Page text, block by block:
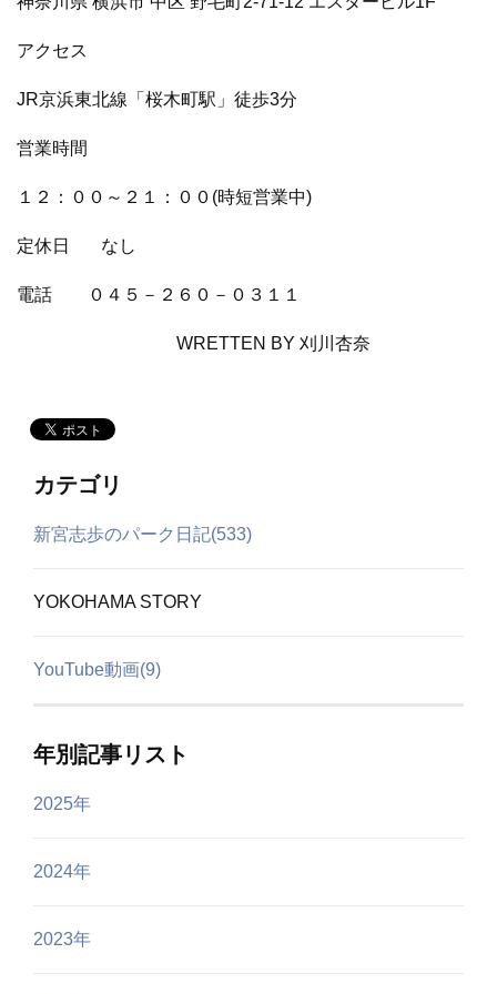
アクセス
JR京浜東北線「桜木町駅」徒歩3分
営業時間
１２：００～２１：００(時短営業中)
定休日 なし
電話 ０４５－２６０－０３１１
WRETTEN BY 刈川杏奈
カテゴリ
新宮志歩のパーク日記(533)
YOKOHAMA STORY
YouTube動画(9)
年別記事リスト
2025年
2024年
2023年